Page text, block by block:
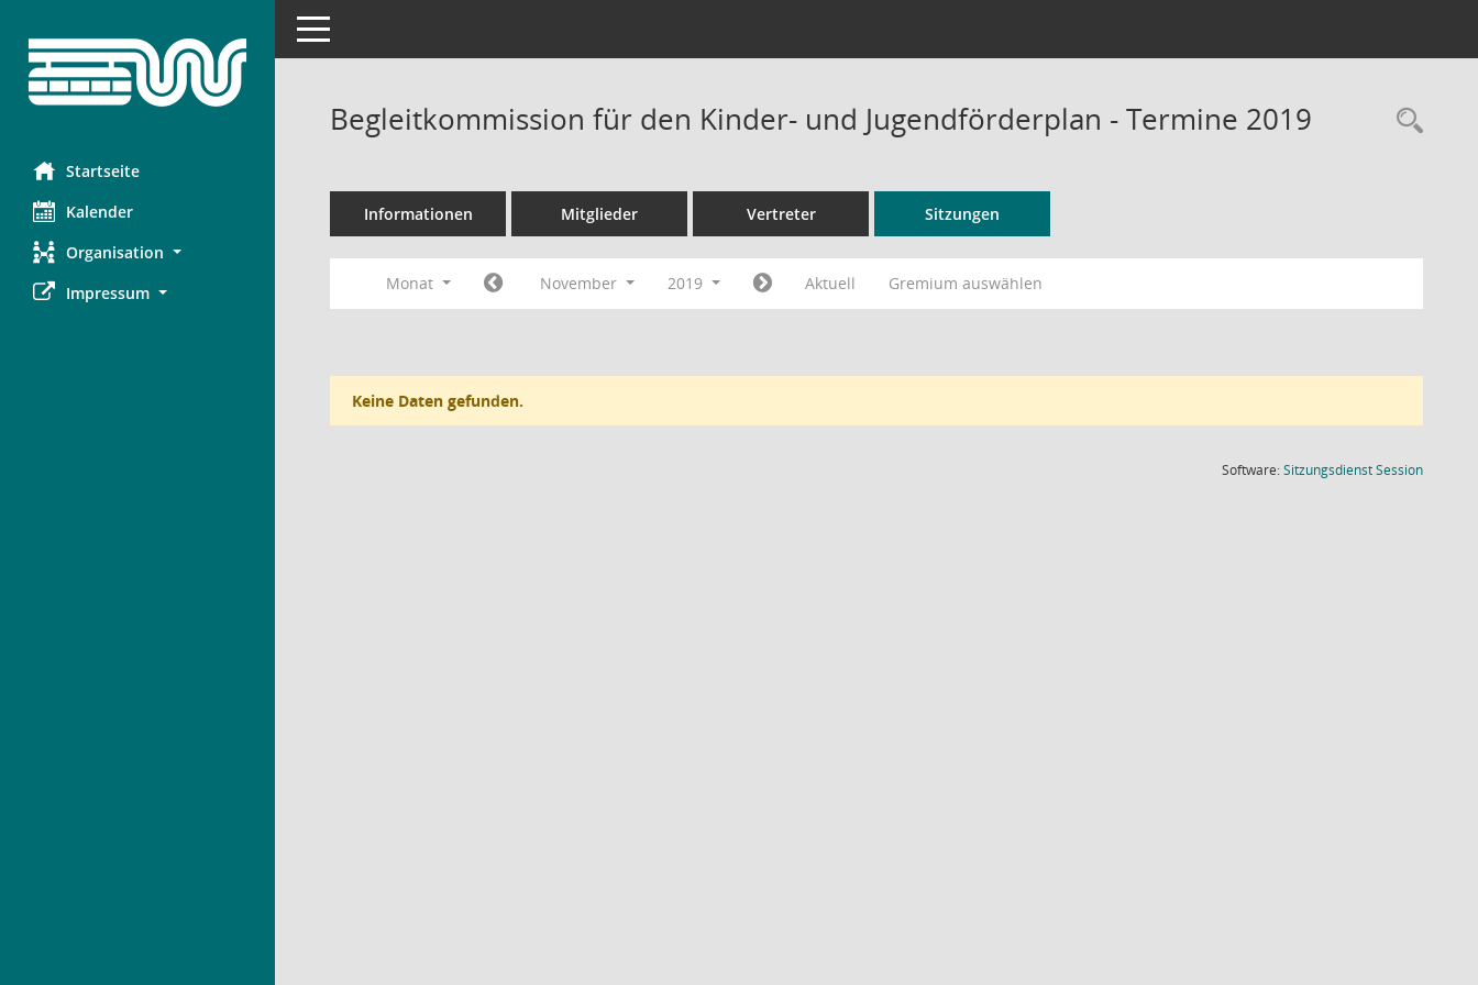
Startseite
Kalender
Organisation
Impressum
Toggle navigation
Begleitkommission für den Kinder- und Jugendförderplan - Termine 2019
Informationen Mitglieder Vertreter Sitzungen
Monat November 2019 Aktuell Gremium auswählen
Keine Daten gefunden.
Software:SitzungsdienstSession(Wird in